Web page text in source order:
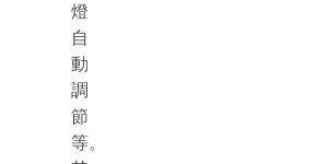
燈
自
動
調
節
等。